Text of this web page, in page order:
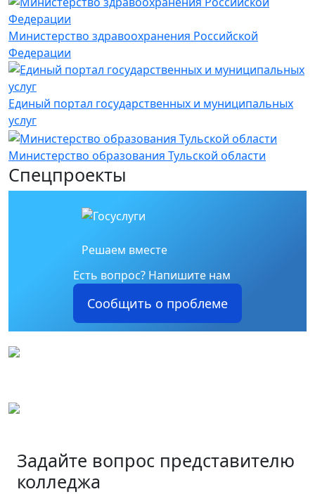
Министерство здравоохранения Российской
Федерации
Единый портал государственных и муниципальных
услуг
Министерство образования Тульской области
Спецпроекты
Решаем вместе
Есть вопрос? Напишите нам
Сообщить о проблеме
Задайте вопрос представителю
колледжа